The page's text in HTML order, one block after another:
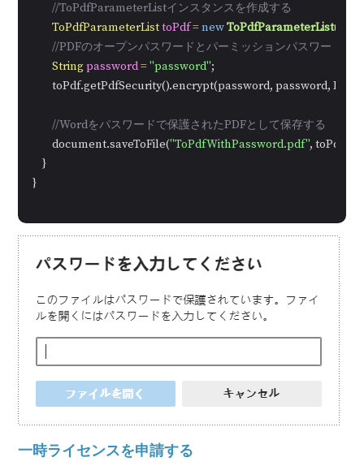
//ToPdfParameterListインスタンスを作成する
ToPdfParameterListtoPdf=newToPdfParameterList();
//PDFのオープンパスワードとパーミッションパスワードを
Stringpassword="password";
toPdf.getPdfSecurity().encrypt(password, password,
//Wordをパスワードで保護されたPDFとして保存する
        document.saveToFile(
"ToPdfWithPassword.pdf", toPdf);
    }
}
一時ライセンスを申請する